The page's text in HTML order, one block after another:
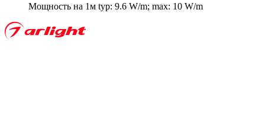
Мощность на 1м typ: 9.6 W/m; max: 10 W/m